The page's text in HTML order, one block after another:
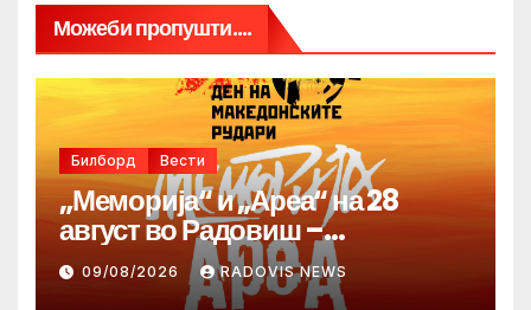
Можеби пропушти....
Билборд Вести
„Меморија“ и „Ареа“ на 28
август во Радовиш –
продолжува традицијата за
Денот на македонските рудари
09/08/2026 RADOVIS NEWS